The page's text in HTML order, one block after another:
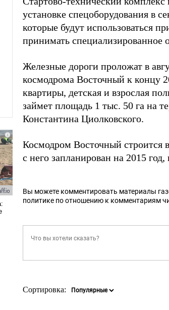
установке спецоборудования в
которые будут использоваться
принимать специализированное
Железные дороги проложат в
космодрома Восточный к концу
квартиры, детская и взрослая
займет площадь 1 тыс. 50 га на
Константина Циолковского.
Космодром Восточный строится
с него запланирован на 2015
Вы можете комментировать материалы
политике по отношению к комментариям
Сортировка: